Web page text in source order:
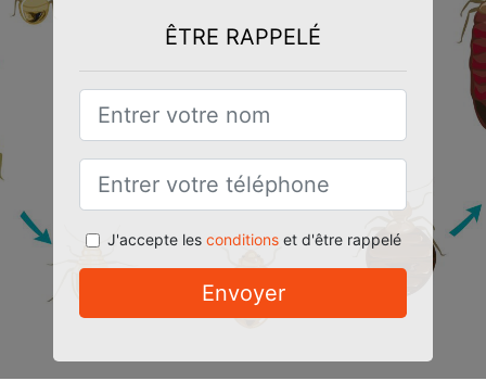
ÊTRE RAPPELÉ
J'accepte les conditionset d'être rappelé
Envoyer